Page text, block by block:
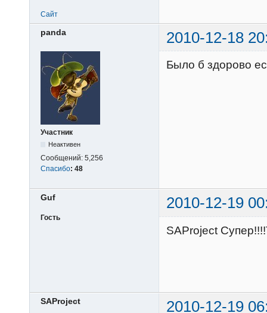
Сайт
panda 2010-12-18
Участник
Неактивен
Сообщений: 5,256
Спасибо: 48
Было б здорово
Guf 2010-12-19
Гость
SAProject
SAProject 2010-12-19